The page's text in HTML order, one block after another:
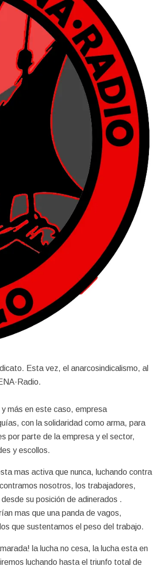
Esta vez, el anarcosindicalismo, al
más en este caso, empresa
con la solidaridad como arma, para
por parte de la empresa y el sector,
y escollos.
mas activa que nunca, luchando contra
nosotros, los trabajadores,
su posición de adinerados .
mas que una panda de vagos,
que sustentamos el peso del trabajo.
la lucha no cesa, la lucha esta en
luchando hasta el triunfo total de